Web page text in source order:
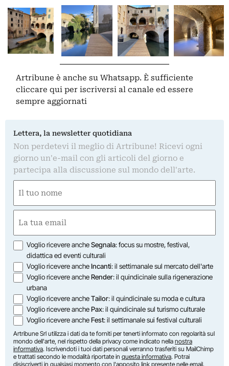
Artribune è anche su Whatsapp. È sufficiente
cliccare qui per iscriversi al canale ed essere
sempre aggiornati
Lettera, la newsletter quotidiana
Non perdetevi il meglio di Artribune! Ricevi ogni
giorno un'e-mail con gli articoli del giorno e
partecipa alla discussione sul mondo dell'arte.
(Obbligatorio)
Nome
(Obbligatorio)
Opzioni
Voglio ricevere ancheSegnala: focus su mostre, festival,
didattica ed eventi culturali
Voglio ricevere ancheIncanti: il settimanale sul mercato dell'arte
Voglio ricevere ancheRender: il quindicinale sulla rigenerazione
urbana
Voglio ricevere ancheTailor: il quindicinale su moda e cultura
Voglio ricevere anchePax: il quindicinale sul turismo culturale
Voglio ricevere ancheFest: il settimanale sui festival culturali
Artribune Srl utilizza i dati da te forniti per tenerti informato con regolarità sul
mondo dell'arte, nel rispetto della privacy come indicato nella nostra
informativa. Iscrivendoti i tuoi dati personali verranno trasferiti su MailChimp
e trattati secondo le modalità riportate in questa informativa. Potrai
disiscriverti in qualsiasi momento con l'apposito link presente nelle email.